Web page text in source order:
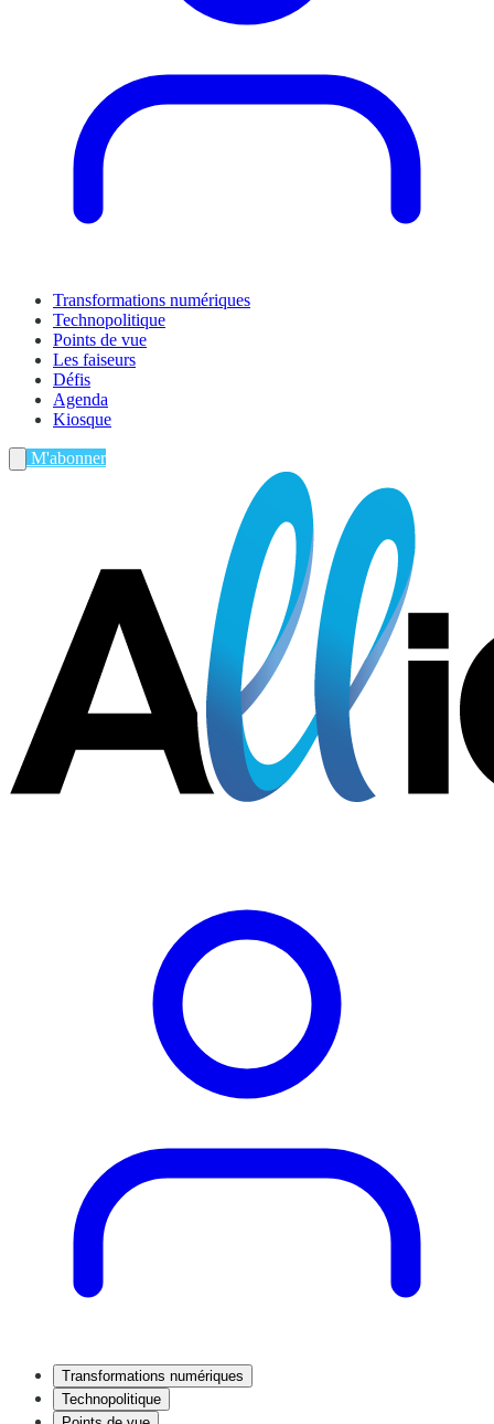
Transformations numériques
Technopolitique
Points de vue
Les faiseurs
Défis
Agenda
Kiosque
M'abonner
Transformations numériques
Technopolitique